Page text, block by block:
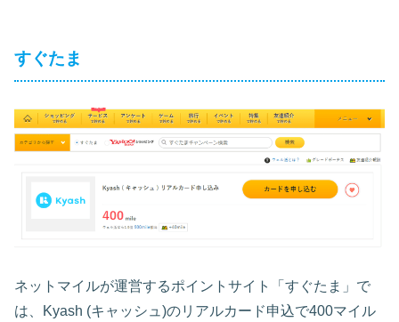
すぐたま
ネットマイルが運営するポイントサイト「すぐたま」で
は、Kyash (キャッシュ)のリアルカード申込で400マイル